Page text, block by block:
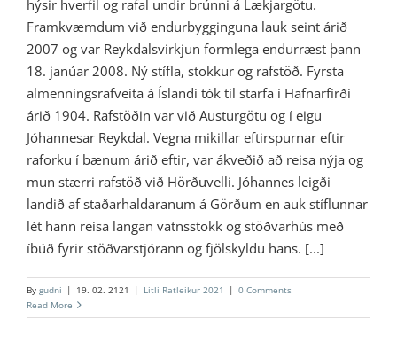
hýsir hverfil og rafal undir brúnni á Lækjargötu.
Framkvæmdum við endurbygginguna lauk seint árið
2007 og var Reykdalsvirkjun formlega endurræst þann
18. janúar 2008. Ný stífla, stokkur og rafstöð. Fyrsta
almenningsrafveita á Íslandi tók til starfa í Hafnarfirði
árið 1904. Rafstöðin var við Austurgötu og í eigu
Jóhannesar Reykdal. Vegna mikillar eftirspurnar eftir
raforku í bænum árið eftir, var ákveðið að reisa nýja og
mun stærri rafstöð við Hörðuvelli. Jóhannes leigði
landið af staðarhaldaranum á Görðum en auk stíflunnar
lét hann reisa langan vatnsstokk og stöðvarhús með
íbúð fyrir stöðvarstjórann og fjölskyldu hans. [...]
By gudni | 19. 02. 2121 | Litli Ratleikur 2021 | 0 Comments
Read More